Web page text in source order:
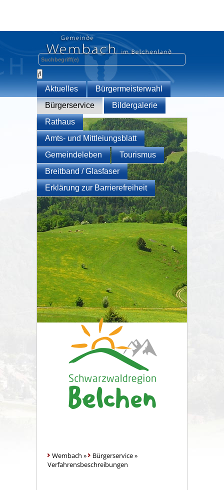
Aktuelles
Bürgermeisterwahl
Bürgerservice
Bildergalerie
Rathaus
Amts- und Mittleiungsblatt
Gemeindeleben
Tourismus
Breitband / Glasfaser
Erklärung zur Barrierefreiheit
Wembach » Bürgerservice»
Verfahrensbeschreibungen